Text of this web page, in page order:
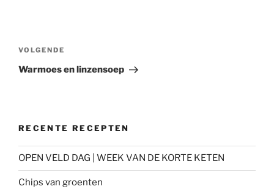
navigatie
Volgend
bericht
VOLGENDE
Warmoes en linzensoep
RECENTE RECEPTEN
OPEN VELD DAG | WEEK VAN DE KORTE KETEN
Chips van groenten